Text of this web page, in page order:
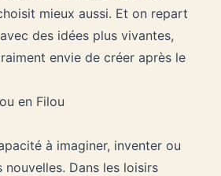
mieux aussi. Et on repart
des idées plus vivantes,
envie de créer après le
en Filou
à imaginer, inventer ou
nouvelles. Dans les loisirs